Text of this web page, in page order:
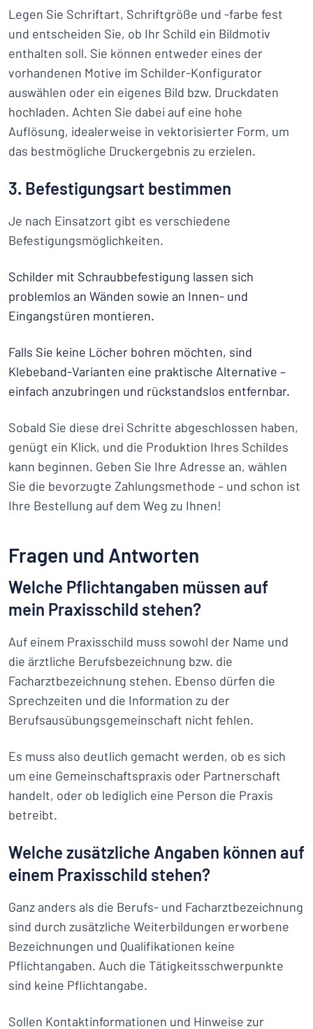
Legen Sie Schriftart, Schriftgröße und -farbe fest
und entscheiden Sie, ob Ihr Schild ein Bildmotiv
enthalten soll. Sie können entweder eines der
vorhandenen Motive im Schilder-Konfigurator
auswählen oder ein eigenes Bild bzw. Druckdaten
hochladen. Achten Sie dabei auf eine hohe
Auflösung, idealerweise in vektorisierter Form, um
das bestmögliche Druckergebnis zu erzielen.
3. Befestigungsart bestimmen
Je nach Einsatzort gibt es verschiedene
Befestigungsmöglichkeiten.
Schilder mit Schraubbefestigung lassen sich
problemlos an Wänden sowie an Innen- und
Eingangstüren montieren.
Falls Sie keine Löcher bohren möchten, sind
Klebeband-Varianten eine praktische Alternative –
einfach anzubringen und rückstandslos entfernbar.
Sobald Sie diese drei Schritte abgeschlossen haben,
genügt ein Klick, und die Produktion Ihres Schildes
kann beginnen. Geben Sie Ihre Adresse an, wählen
Sie die bevorzugte Zahlungsmethode – und schon ist
Ihre Bestellung auf dem Weg zu Ihnen!
Fragen und Antworten
Welche Pflichtangaben müssen auf
mein Praxisschild stehen?
Auf einem Praxisschild muss sowohl der Name und
die ärztliche Berufsbezeichnung bzw. die
Facharztbezeichnung stehen. Ebenso dürfen die
Sprechzeiten und die Information zu der
Berufsausübungsgemeinschaft nicht fehlen.
Es muss also deutlich gemacht werden, ob es sich
um eine Gemeinschaftspraxis oder Partnerschaft
handelt, oder ob lediglich eine Person die Praxis
betreibt.
Welche zusätzliche Angaben können auf
einem Praxisschild stehen?
Ganz anders als die Berufs- und Facharztbezeichnung
sind durch zusätzliche Weiterbildungen erworbene
Bezeichnungen und Qualifikationen keine
Pflichtangaben. Auch die Tätigkeitsschwerpunkte
sind keine Pflichtangabe.
Sollen Kontaktinformationen und Hinweise zur